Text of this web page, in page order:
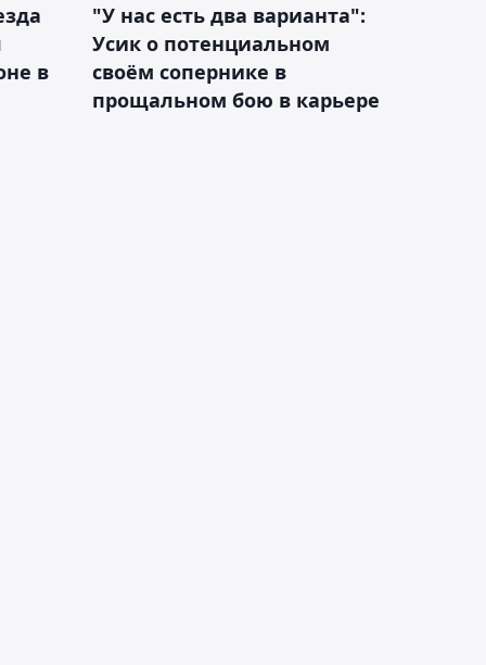
в
"У нас есть два варианта":
Усик о потенциальном
своём сопернике в
прощальном бою в карьере